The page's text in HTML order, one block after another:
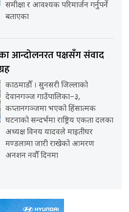
समीक्षा र आवश्यक परिमार्जन गर्नुपर्ने
बताएका
आन्दोलनरत पक्षसँग संवाद
काठमाडौँ । सुनसरी जिल्लाको
देवानगञ्ज गाउँपालिका–३,
कप्तानगञ्जमा भएको हिंसात्मक
घटनाको सन्दर्भमा राष्ट्रिय एकता दलका
अध्यक्ष विनय यादवले माइतीघर
मण्डलामा जारी राखेको आमरण
अनशन नवौँ दिनमा